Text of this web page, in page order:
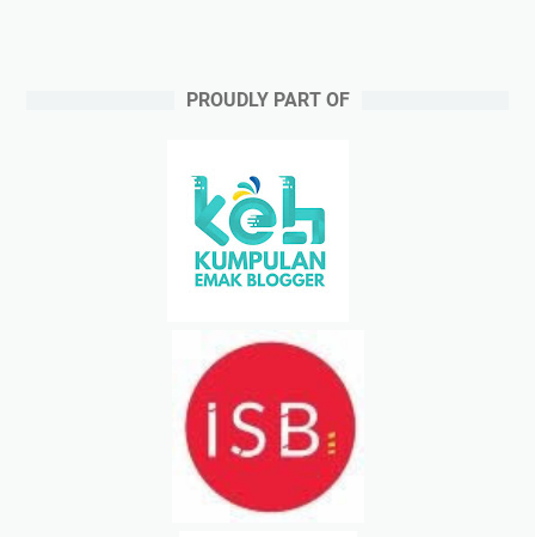
PROUDLY PART OF